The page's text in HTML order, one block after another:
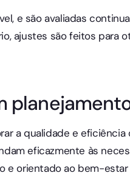
e são avaliadas
ajustes são feitos para
a qualidade e
eficazmente às
e orientado ao bem-